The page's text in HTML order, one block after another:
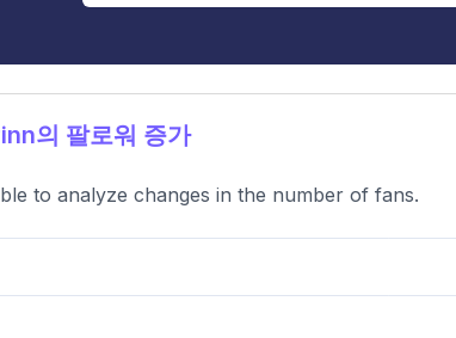
의 팔로워 증가
to analyze changes in the number of fans.